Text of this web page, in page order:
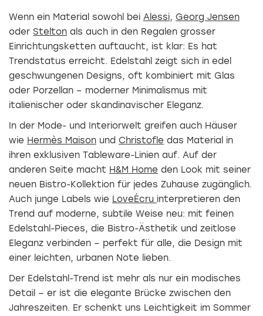
Wenn ein Material sowohl bei Alessi, Georg Jensen
oder Stelton als auch in den Regalen grosser
Einrichtungsketten auftaucht, ist klar: Es hat
Trendstatus erreicht. Edelstahl zeigt sich in edel
geschwungenen Designs, oft kombiniert mit Glas
oder Porzellan – moderner Minimalismus mit
italienischer oder skandinavischer Eleganz.
In der Mode- und Interiorwelt greifen auch Häuser
wie Hermès Maison und Christofle das Material in
ihren exklusiven Tableware-Linien auf. Auf der
anderen Seite macht H&M Home den Look mit seiner
neuen Bistro-Kollektion für jedes Zuhause zugänglich.
Auch junge Labels wie LoveÉcru interpretieren den
Trend auf moderne, subtile Weise neu: mit feinen
Edelstahl-Pieces, die Bistro-Ästhetik und zeitlose
Eleganz verbinden – perfekt für alle, die Design mit
einer leichten, urbanen Note lieben.
Der Edelstahl-Trend ist mehr als nur ein modisches
Detail – er ist die elegante Brücke zwischen den
Jahreszeiten. Er schenkt uns Leichtigkeit im Sommer